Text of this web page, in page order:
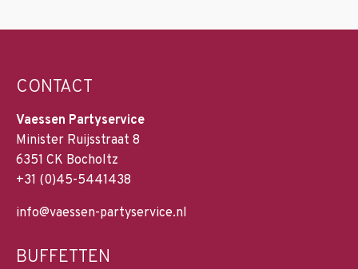
CONTACT
Vaessen Partyservice
Minister Ruijsstraat 8
6351 CK Bocholtz
+31 (0)45-5441438
info@vaessen-partyservice.nl
BUFFETTEN